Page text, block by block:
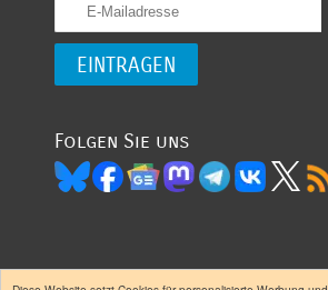
Folgen Sie uns